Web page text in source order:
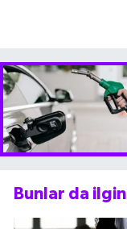
Bunlar da